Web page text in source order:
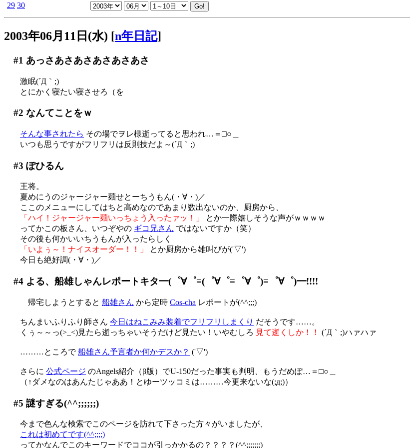
29 30
2003年06月11日(水) [n年日記]
#1 あっさあさあさあさあさあさ
激眠(´Д｀;)
とにかく寝たい寝させろ（を
#2 なんてことをｗ
そんな事されたら その場でヲレ様逝ってると思われ…＝□○＿
いつも思うですがフリフリは反則技だよ～(´Д｀;)
#3 ぽひるん
王将。
夏めにうのジャージャー麺せとーちうもん(・∀・)／
ここのメニューにしてはちと高めなのであまり数出ないのか、厨房から、
「ハイ！ジャージャー麺いっちょう入ったァッ！」
とか一際嬉しそうな声がｗｗｗｗ
ってかこの板さん、いつぞやの ギコ兄さん ではないですか（笑）
その後も何かいいちうもんが入ったらしく
「いよぅ～！ナイスオーダー！！」
とか厨房から雄叫びが('▽')
今日も絶好調(・∀・)／
#4よる、船雄しゃんレポートキタ━(゜∀゜≡(゜∀゜≡゜∀゜)≡゜∀゜)━!!!!
帰宅しようとすると 船雄さん から定時 Cos-cha レポートが(^^;;;)
ちんまいふりふり師さん 今日はねこみみ装着でフリフリしまくり だそうです……。
くぅ～～っ(>_<)見たら逝っちゃいそうだけど見たい！いやむしろ 見て逝くしか！！ (´Д｀;)ハァハァ
………ところで船雄さん予言者か何かデスか？ ('▽')
さらに 公式ページ のAngels紹介（β版）でU-150だった事実も判明、もうだめぽ…＝□○＿
（↑ダメなのはあんたじゃああ！とゆーツッコミは………今更来ないな(;д;)）
#5 謎すぎる(^^;;;;;;)
今まで色んな検索でこのページを訪れて下さった方々がいましたが、
これは初めてです(^^;;;;)
ってかなんでこのキーワードでココが引っかかるの？？？？(^^;;;;;;;)